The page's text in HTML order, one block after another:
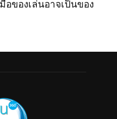
อของเล่นอาจเป็นของ